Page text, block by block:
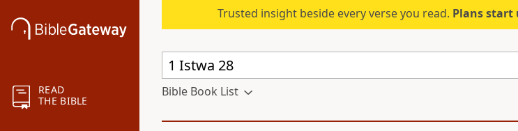
READ
THE BIBLE
Trusted insight beside every verse you read. Plans start
Bible Book List